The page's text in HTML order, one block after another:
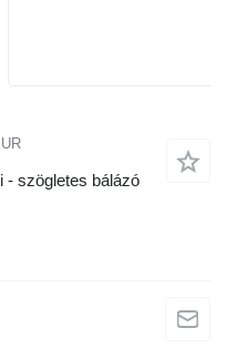
- szögletes bálázó